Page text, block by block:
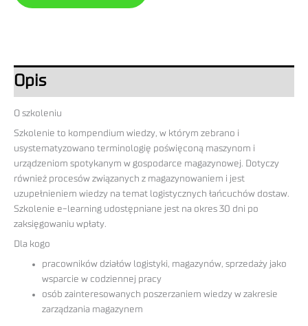
Opis
O szkoleniu
Szkolenie to kompendium wiedzy, w którym zebrano i
usystematyzowano terminologię poświęconą maszynom i
urządzeniom spotykanym w gospodarce magazynowej. Dotyczy
również procesów związanych z magazynowaniem i jest
uzupełnieniem wiedzy na temat logistycznych łańcuchów dostaw.
Szkolenie e-learning udostępniane jest na okres 30 dni po
zaksięgowaniu wpłaty.
Dla kogo
pracowników działów logistyki, magazynów, sprzedaży jako
wsparcie w codziennej pracy
osób zainteresowanych poszerzaniem wiedzy w zakresie
zarządzania magazynem